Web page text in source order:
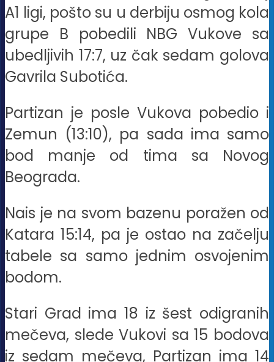
A1 ligi, pošto su u derbiju osmog kola
grupe B pobedili NBG Vukove sa
ubedljivih 17:7, uz čak sedam golova
Gavrila Subotića.
Partizan je posle Vukova pobedio i
Zemun (13:10), pa sada ima samo
bod manje od tima sa Novog
Beograda.
Nais je na svom bazenu poražen od
Katara 15:14, pa je ostao na začelju
tabele sa samo jednim osvojenim
bodom.
Stari Grad ima 18 iz šest odigranih
mečeva, slede Vukovi sa 15 bodova
iz sedam mečeva, Partizan ima 14